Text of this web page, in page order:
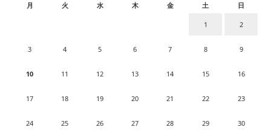
月
火 水 木 金 土 日
1 2
3 4 5 6 7 8 9
10 11 12 13 14 15 16
17 18 19 20 21 22 23
24 25 26 27 28 29 30